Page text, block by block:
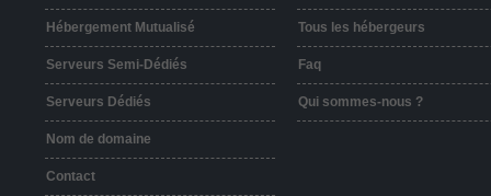
Hébergement Mutualisé
Serveurs Semi-Dédiés
Serveurs Dédiés
Nom de domaine
Contact
Tous les hébergeurs
Faq
Qui sommes-nous ?